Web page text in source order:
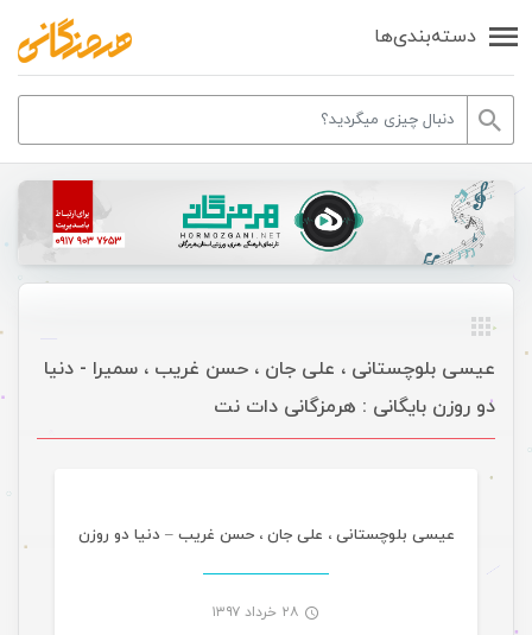
دسته‌بندی‌ها
عیسی بلوچستانی ، علی جان ، حسن غریب ، سمیرا - دنیا
دو روزن بایگانی : هرمزگانی دات نت
عیسی بلوچستانی ، علی جان ، حسن غریب – دنیا دو روزن
۲۸ خرداد ۱۳۹۷